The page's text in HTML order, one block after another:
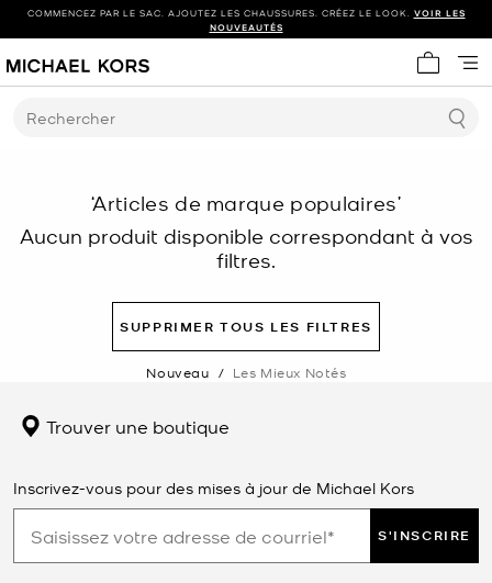
COMMENCEZ PAR LE SAC. AJOUTEZ LES CHAUSSURES. CRÉEZ LE LOOK. VOIR LES
NOUVEAUTÉS
Mon
Rechercher
‘Articles de marque populaires’
Aucun produit disponible correspondant à vos
filtres.
SUPPRIMER TOUS LES FILTRES
Nouveau / Les Mieux Notés
Trouver une boutique
Inscrivez-vous pour des mises à jour de Michael Kors
S'INSCRIRE